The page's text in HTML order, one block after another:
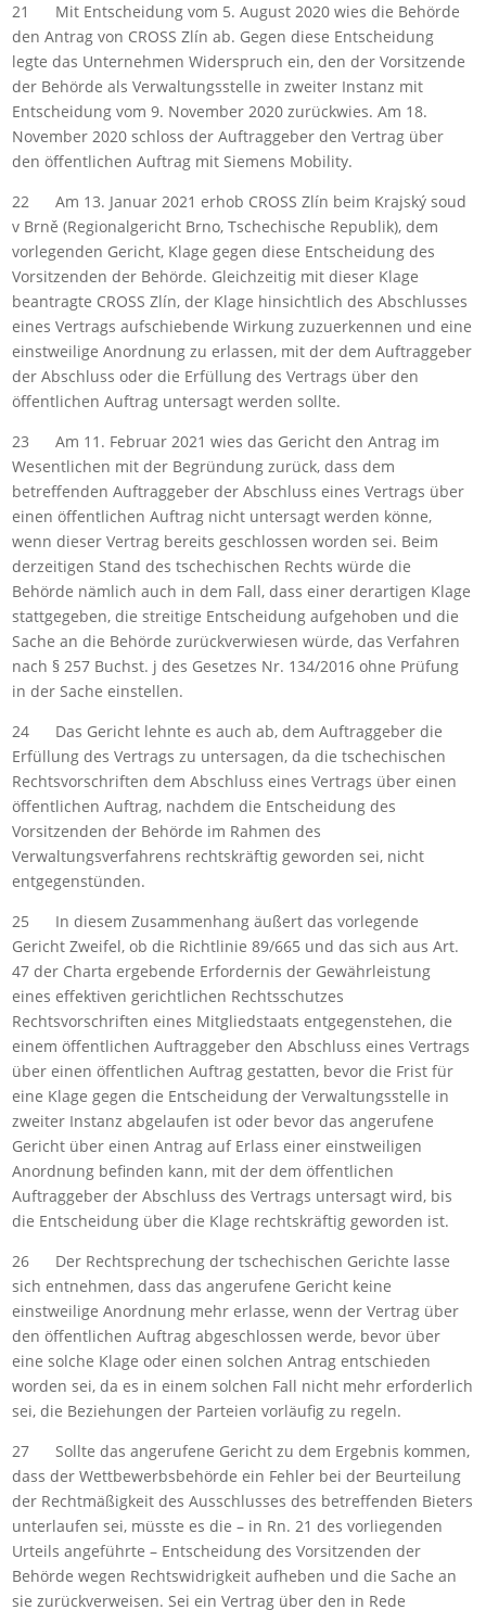
21 Mit Entscheidung vom 5. August 2020 wies die Behörde
den Antrag von CROSS Zlín ab. Gegen diese Entscheidung
legte das Unternehmen Widerspruch ein, den der Vorsitzende
der Behörde als Verwaltungsstelle in zweiter Instanz mit
Entscheidung vom 9. November 2020 zurückwies. Am 18.
November 2020 schloss der Auftraggeber den Vertrag über
den öffentlichen Auftrag mit Siemens Mobility.
22 Am 13. Januar 2021 erhob CROSS Zlín beim Krajský soud
v Brně (Regionalgericht Brno, Tschechische Republik), dem
vorlegenden Gericht, Klage gegen diese Entscheidung des
Vorsitzenden der Behörde. Gleichzeitig mit dieser Klage
beantragte CROSS Zlín, der Klage hinsichtlich des Abschlusses
eines Vertrags aufschiebende Wirkung zuzuerkennen und eine
einstweilige Anordnung zu erlassen, mit der dem Auftraggeber
der Abschluss oder die Erfüllung des Vertrags über den
öffentlichen Auftrag untersagt werden sollte.
23 Am 11. Februar 2021 wies das Gericht den Antrag im
Wesentlichen mit der Begründung zurück, dass dem
betreffenden Auftraggeber der Abschluss eines Vertrags über
einen öffentlichen Auftrag nicht untersagt werden könne,
wenn dieser Vertrag bereits geschlossen worden sei. Beim
derzeitigen Stand des tschechischen Rechts würde die
Behörde nämlich auch in dem Fall, dass einer derartigen Klage
stattgegeben, die streitige Entscheidung aufgehoben und die
Sache an die Behörde zurückverwiesen würde, das Verfahren
nach § 257 Buchst. j des Gesetzes Nr. 134/2016 ohne Prüfung
in der Sache einstellen.
24 Das Gericht lehnte es auch ab, dem Auftraggeber die
Erfüllung des Vertrags zu untersagen, da die tschechischen
Rechtsvorschriften dem Abschluss eines Vertrags über einen
öffentlichen Auftrag, nachdem die Entscheidung des
Vorsitzenden der Behörde im Rahmen des
Verwaltungsverfahrens rechtskräftig geworden sei, nicht
entgegenstünden.
25 In diesem Zusammenhang äußert das vorlegende
Gericht Zweifel, ob die Richtlinie 89/665 und das sich aus Art.
47 der Charta ergebende Erfordernis der Gewährleistung
eines effektiven gerichtlichen Rechtsschutzes
Rechtsvorschriften eines Mitgliedstaats entgegenstehen, die
einem öffentlichen Auftraggeber den Abschluss eines Vertrags
über einen öffentlichen Auftrag gestatten, bevor die Frist für
eine Klage gegen die Entscheidung der Verwaltungsstelle in
zweiter Instanz abgelaufen ist oder bevor das angerufene
Gericht über einen Antrag auf Erlass einer einstweiligen
Anordnung befinden kann, mit der dem öffentlichen
Auftraggeber der Abschluss des Vertrags untersagt wird, bis
die Entscheidung über die Klage rechtskräftig geworden ist.
26 Der Rechtsprechung der tschechischen Gerichte lasse
sich entnehmen, dass das angerufene Gericht keine
einstweilige Anordnung mehr erlasse, wenn der Vertrag über
den öffentlichen Auftrag abgeschlossen werde, bevor über
eine solche Klage oder einen solchen Antrag entschieden
worden sei, da es in einem solchen Fall nicht mehr erforderlich
sei, die Beziehungen der Parteien vorläufig zu regeln.
27 Sollte das angerufene Gericht zu dem Ergebnis kommen,
dass der Wettbewerbsbehörde ein Fehler bei der Beurteilung
der Rechtmäßigkeit des Ausschlusses des betreffenden Bieters
unterlaufen sei, müsste es die – in Rn. 21 des vorliegenden
Urteils angeführte – Entscheidung des Vorsitzenden der
Behörde wegen Rechtswidrigkeit aufheben und die Sache an
sie zurückverweisen. Sei ein Vertrag über den in Rede